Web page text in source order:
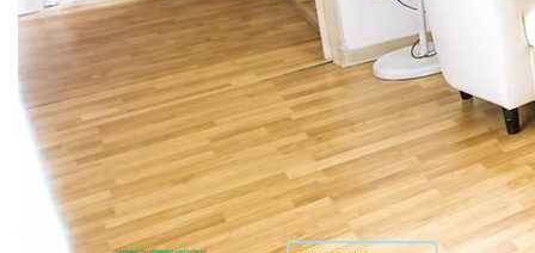
Les informations sur les risques auxquels ce bien est
exposé sont disponibles sur le site Géorisques :
www.georisques.gouv.fr
Nos honoraires Nous contacter
Diagnostics énergétiques